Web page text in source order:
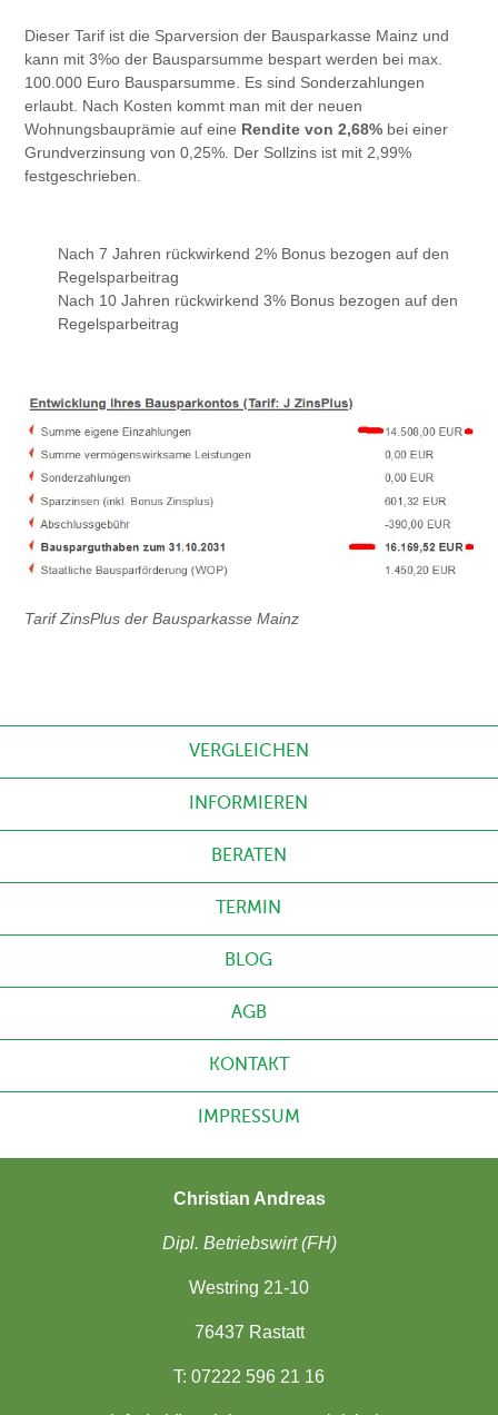
Dieser Tarif ist die Sparversion der Bausparkasse Mainz und
kann mit 3%o der Bausparsumme bespart werden bei max.
100.000 Euro Bausparsumme. Es sind Sonderzahlungen
erlaubt. Nach Kosten kommt man mit der neuen
Wohnungsbauprämie auf eine Rendite von 2,68% bei einer
Grundverzinsung von 0,25%. Der Sollzins ist mit 2,99%
festgeschrieben.
Nach 7 Jahren rückwirkend 2% Bonus bezogen auf den
Regelsparbeitrag
Nach 10 Jahren rückwirkend 3% Bonus bezogen auf den
Regelsparbeitrag
Tarif ZinsPlus der Bausparkasse Mainz
VERGLEICHEN
INFORMIEREN
BERATEN
TERMIN
BLOG
AGB
KONTAKT
IMPRESSUM
Christian Andreas
Dipl. Betriebswirt (FH)
Westring 21-10
76437 Rastatt
T: 07222 596 21 16